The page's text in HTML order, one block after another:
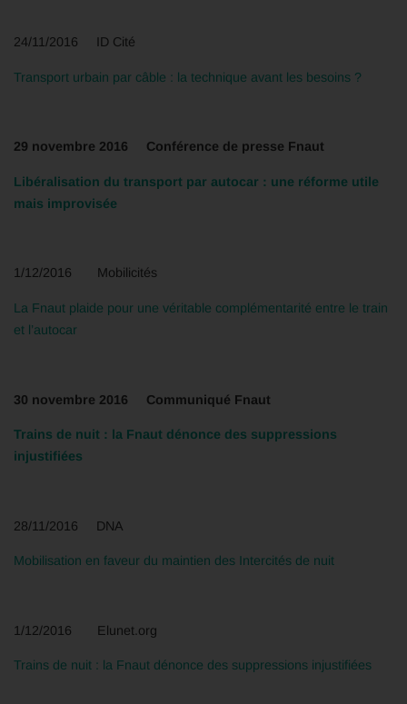
24/11/2016 ID Cité
Transport urbain par câble : la technique avant les besoins ?
29 novembre 2016 Conférence de presse Fnaut
Libéralisation du transport par autocar : une réforme utile
mais improvisée
1/12/2016 Mobilicités
La Fnaut plaide pour une véritable complémentarité entre le train
et l’autocar
30 novembre 2016 Communiqué Fnaut
Trains de nuit : la Fnaut dénonce des suppressions
injustifiées
28/11/2016 DNA
Mobilisation en faveur du maintien des Intercités de nuit
1/12/2016 Elunet.org
Trains de nuit : la Fnaut dénonce des suppressions injustifiées